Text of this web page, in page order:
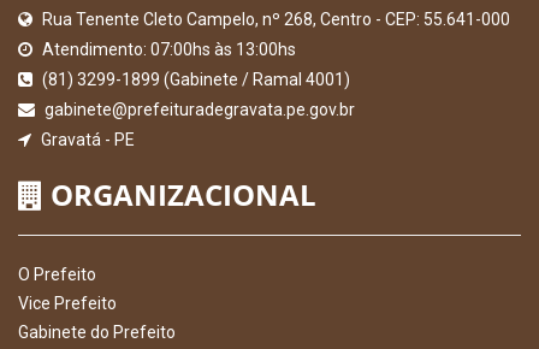
Rua Tenente Cleto Campelo, nº 268, Centro - CEP: 55.641-000
Atendimento: 07:00hs às 13:00hs
(81) 3299-1899 (Gabinete / Ramal 4001)
gabinete@prefeituradegravata.pe.gov.br
Gravatá - PE
ORGANIZACIONAL
O Prefeito
Vice Prefeito
Gabinete do Prefeito